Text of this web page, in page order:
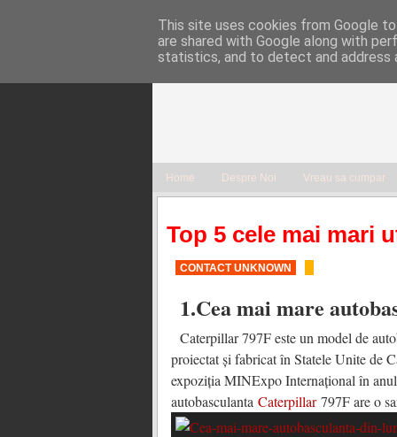
Home Despre Noi Vreau sa cumpar
Top 5 cele mai mari
CONTACT UNKNOWN
1.Cea mai mare
Caterpillar 797F este un model de
proiectat și fabricat în Statele Unite de
expoziția MINExpo Internațional în
autobasculanta Caterpillar797F are o
This site uses cookies from Google
are shared with Google along with
statistics, and to detect and address